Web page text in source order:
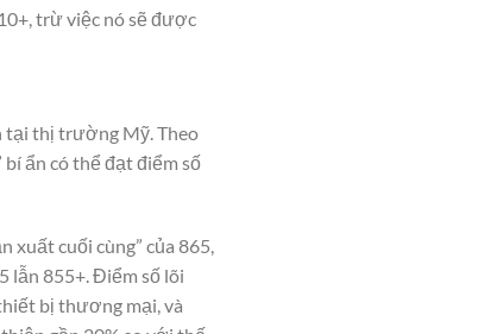
trừ việc nó sẽ được
tại thị trường Mỹ. Theo
ẩn có thể đạt điểm số
xuất cuối cùng” của 865,
lẫn 855+. Điểm số lõi
bị thương mại, và